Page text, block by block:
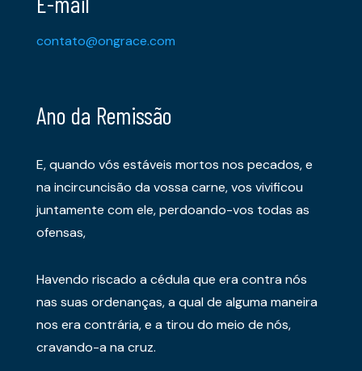
contato@ongrace.com
Ano da Remissão
E, quando vós estáveis mortos nos pecados, e
na incircuncisão da vossa carne, vos vivificou
juntamente com ele, perdoando-vos todas as
ofensas,
Havendo riscado a cédula que era contra nós
nas suas ordenanças, a qual de alguma maneira
nos era contrária, e a tirou do meio de nós,
cravando-a na cruz.